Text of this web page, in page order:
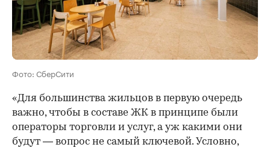
Фото: СберСити
«Для большинства жильцов в первую очередь
важно, чтобы в составе ЖК в принципе были
операторы торговли и услуг, а уж какими они
будут — вопрос не самый ключевой. Условно,